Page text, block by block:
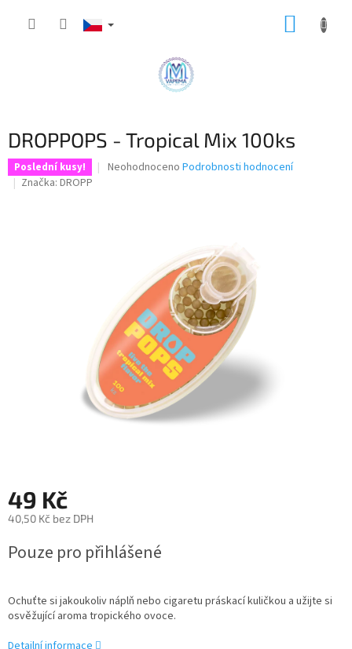
DROPPOPS - Tropical Mix 100ks
Poslední kusy!
Průměrné
hvězdiček.
Neohodnoceno Podrobnosti hodnocení
Značka: DROPP
49 Kč
40,50 Kč bez DPH
cena:
Pouze pro přihlášené
Ochuťte si jakoukoliv náplň nebo cigaretu práskací kuličkou a užijte si
osvěžující aroma tropického ovoce.